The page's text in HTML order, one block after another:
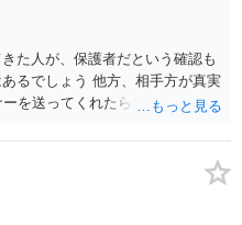
た人が、保護者だという確認も
るでしょう 他方、相手方が真実
を送ってくれたら自慰行為など
を触って欲しい、などの要望を
電子マネーを送信してしまいま
えてと言われたので教えたりと